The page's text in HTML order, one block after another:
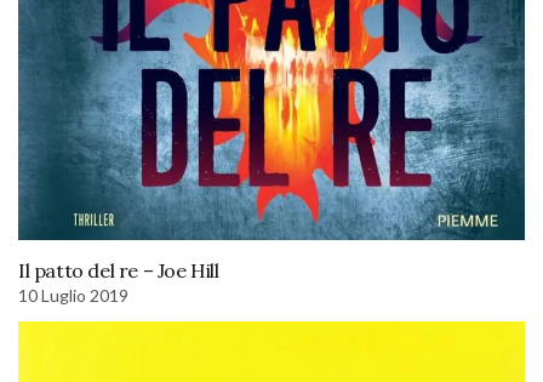
Il patto del re – Joe Hill
10 Luglio 2019